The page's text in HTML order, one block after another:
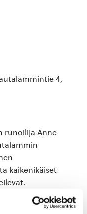
4,
runoilija Anne
kaikenikäiset